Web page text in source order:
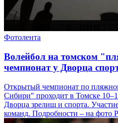
Фотолента
Волейбол на томском
чемпионат у Дворца
Открытый чемпионат по
Сибири" проходит в Томске
Дворца зрелищ и спорта.
команд. Подробности – на фото